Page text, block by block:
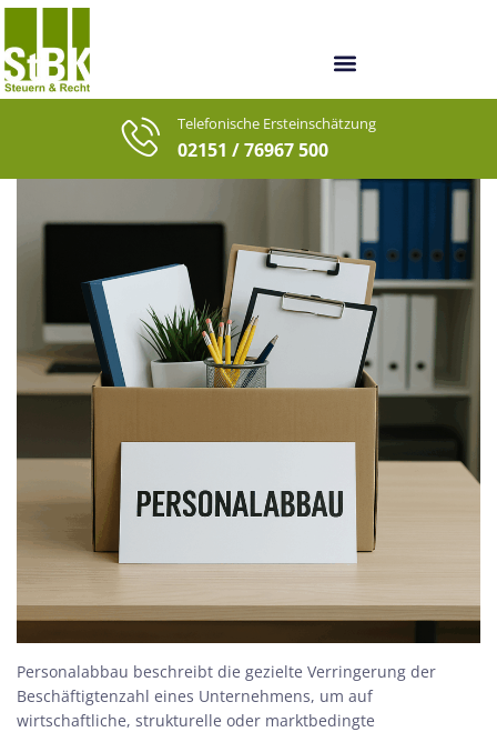
Telefonische Ersteinschätzung
02151 / 76967 500
Personalabbau beschreibt die gezielte Verringerung der
Beschäftigtenzahl eines Unternehmens, um auf
wirtschaftliche, strukturelle oder marktbedingte